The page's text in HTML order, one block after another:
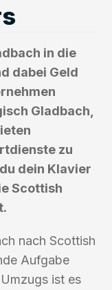
in die
dabei Geld
Gladbach,
zu
dein Klavier
Scottish
nach Scottish
Aufgabe
ist es